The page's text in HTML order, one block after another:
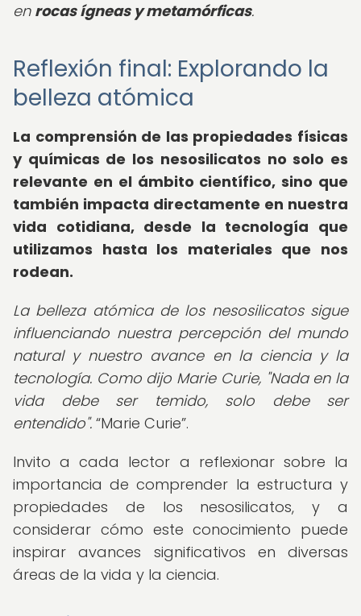
en rocas ígneas y metamórficas.
Reflexión final: Explorando la
belleza atómica
La comprensión de las propiedades físicas
y químicas de los nesosilicatos no solo es
relevante en el ámbito científico, sino que
también impacta directamente en nuestra
vida cotidiana, desde la tecnología que
utilizamos hasta los materiales que nos
rodean.
La belleza atómica de los nesosilicatos sigue
influenciando nuestra percepción del mundo
natural y nuestro avance en la ciencia y la
tecnología. Como dijo Marie Curie, "Nada en la
vida debe ser temido, solo debe ser
entendido". Marie Curie .
Invito a cada lector a reflexionar sobre la
importancia de comprender la estructura y
propiedades de los nesosilicatos, y a
considerar cómo este conocimiento puede
inspirar avances significativos en diversas
áreas de la vida y la ciencia.